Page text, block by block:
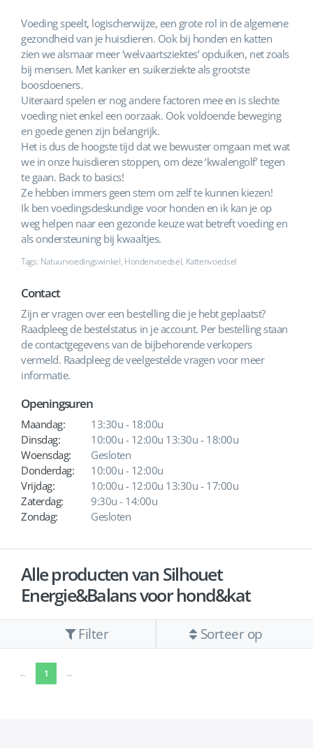
Voeding speelt, logischerwijze, een grote rol in de algemene
gezondheid van je huisdieren. Ook bij honden en katten
zien we alsmaar meer ‘welvaartsziektes’ opduiken, net zoals
bij mensen. Met kanker en suikerziekte als grootste
boosdoeners.
Uiteraard spelen er nog andere factoren mee en is slechte
voeding niet enkel een oorzaak. Ook voldoende beweging
en goede genen zijn belangrijk.
Het is dus de hoogste tijd dat we bewuster omgaan met wat
we in onze huisdieren stoppen, om deze ‘kwalengolf’ tegen
te gaan. Back to basics!
Ze hebben immers geen stem om zelf te kunnen kiezen!
Ik ben voedingsdeskundige voor honden en ik kan je op
weg helpen naar een gezonde keuze wat betreft voeding en
als ondersteuning bij kwaaltjes.
Tags: Natuurvoedingswinkel, Hondenvoedsel, Kattenvoedsel
Contact
Zijn er vragen over een bestelling die je hebt geplaatst?
Raadpleeg de bestelstatus in je account. Per bestelling staan
de contactgegevens van de bijbehorende verkopers
vermeld. Raadpleeg de veelgestelde vragen voor meer
informatie.
Openingsuren
Maandag:
13:30u - 18:00u
Dinsdag:
10:00u - 12:00u 13:30u - 18:00u
Woensdag:
Gesloten
Donderdag:
10:00u - 12:00u
Vrijdag:
10:00u - 12:00u 13:30u - 17:00u
Zaterdag:
9:30u - 14:00u
Zondag:
Gesloten
Alle producten van Silhouet
Energie&Balans voor hond&kat
Filter Sorteer op
← 1 (current)
→